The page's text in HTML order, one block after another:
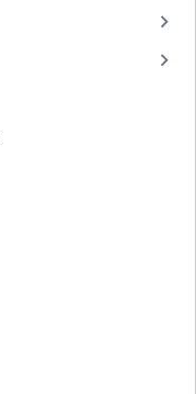
keyboard_arrow_right
keyboard_arrow_right